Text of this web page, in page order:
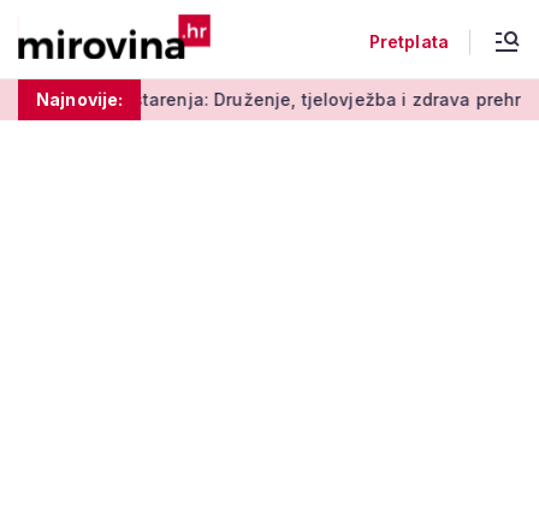
Pretplata
Najnovije:
Druženje, tjelovježba i zdrava prehrana za